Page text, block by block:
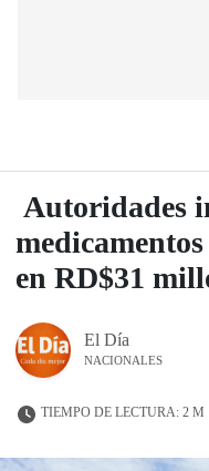
Autoridades
en RD$31
El Día
NACIONALES
TIEMPO DE LECTURA: 2 M